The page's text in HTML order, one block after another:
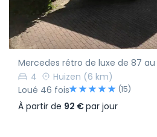
Mercedes rétro de luxe de 87 au
4
Huizen (6 km)
Loué 46 fois
(15)
À partir de 92 €par jour